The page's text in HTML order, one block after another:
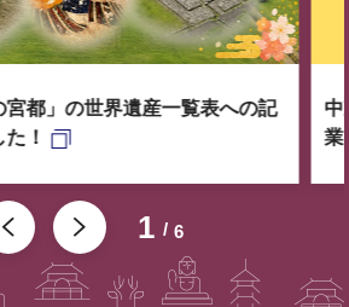
1 6
宮都」の世界遺産一覧表への記
！
中
業